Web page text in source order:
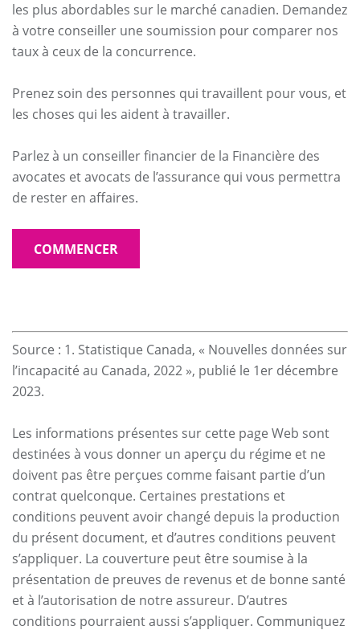
les plus abordables sur le marché canadien. Demandez
à votre conseiller une soumission pour comparer nos
taux à ceux de la concurrence.
Prenez soin des personnes qui travaillent pour vous, et
les choses qui les aident à travailler.
Parlez à un conseiller financier de la Financière des
avocates et avocats de l’assurance qui vous permettra
de rester en affaires.
COMMENCER
Source : 1. Statistique Canada, « Nouvelles données sur
l’incapacité au Canada, 2022 », publié le 1er décembre
2023.
Les informations présentes sur cette page Web sont
destinées à vous donner un aperçu du régime et ne
doivent pas être perçues comme faisant partie d’un
contrat quelconque. Certaines prestations et
conditions peuvent avoir changé depuis la production
du présent document, et d’autres conditions peuvent
s’appliquer. La couverture peut être soumise à la
présentation de preuves de revenus et de bonne santé
et à l’autorisation de notre assureur. D’autres
conditions pourraient aussi s’appliquer. Communiquez